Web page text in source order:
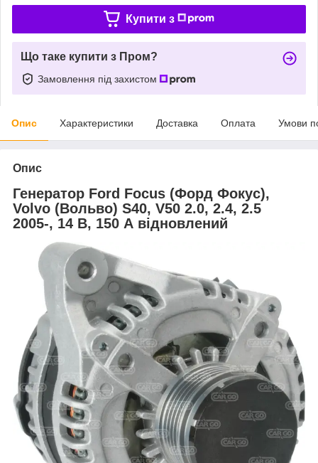
Купити з
Що таке купити з Пром?
Замовлення під захистом
Опис Характеристики Доставка Оплата Умови
Опис
Генератор Ford Focus (Форд Фокус),
Volvo (Вольво) S40, V50 2.0, 2.4, 2.5
2005-, 14 В, 150 А відновлений